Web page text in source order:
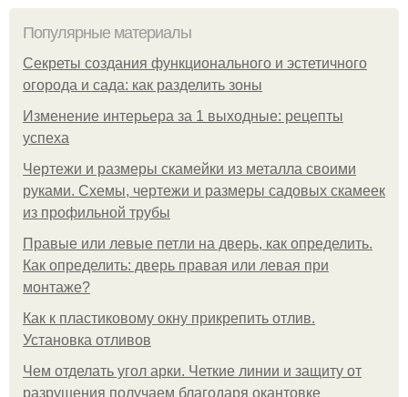
Популярные материалы
Секреты создания функционального и эстетичного
огорода и сада: как разделить зоны
Изменение интерьера за 1 выходные: рецепты
успеха
Чертежи и размеры скамейки из металла своими
руками. Схемы, чертежи и размеры садовых скамеек
из профильной трубы
Правые или левые петли на дверь, как определить.
Как определить: дверь правая или левая при
монтаже?
Как к пластиковому окну прикрепить отлив.
Установка отливов
Чем отделать угол арки. Четкие линии и защиту от
разрушения получаем благодаря окантовке